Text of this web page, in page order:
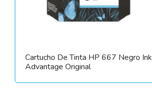
Cartucho De Tinta HP 667 Negro Ink
Advantage Original